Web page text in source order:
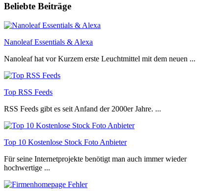
Beliebte Beiträge
Nanoleaf Essentials & Alexa
Nanoleaf hat vor Kurzem erste Leuchtmittel mit dem neuen ...
Top RSS Feeds
RSS Feeds gibt es seit Anfand der 2000er Jahre. ...
Top 10 Kostenlose Stock Foto Anbieter
Für seine Internetprojekte benötigt man auch immer wieder
hochwertige ...